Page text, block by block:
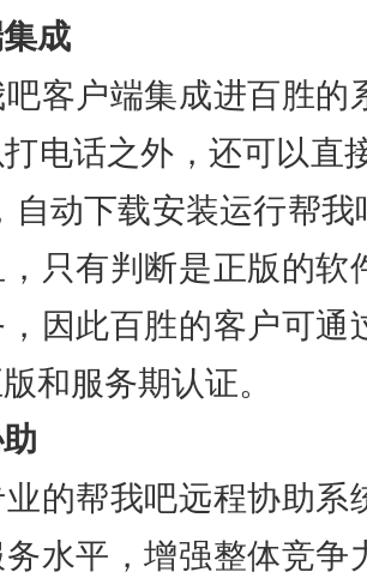
成
客户端集成进百胜
电话之外，还可以直
自动下载安装运行帮
只有判断是正版的
因此百胜的客户可
和服务期认证。
的帮我吧远程协助
水平，增强整体竞